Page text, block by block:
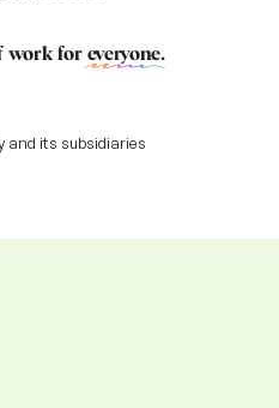
work for everyone.
and its subsidiaries